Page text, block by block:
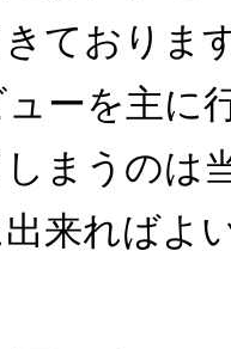
ておりま
ーを主に
まうのは
来ればよ